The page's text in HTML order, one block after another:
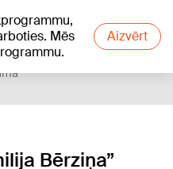
Mēs
Aizvērt
Bērziņa”